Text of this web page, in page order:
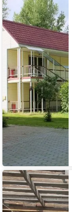
отдыха
Пересвет
Загородный
отель
Летучая
Рыба